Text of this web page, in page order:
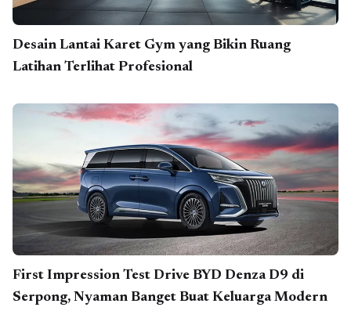
Desain Lantai Karet Gym yang Bikin Ruang
Latihan Terlihat Profesional
First Impression Test Drive BYD Denza D9 di
Serpong, Nyaman Banget Buat Keluarga Modern